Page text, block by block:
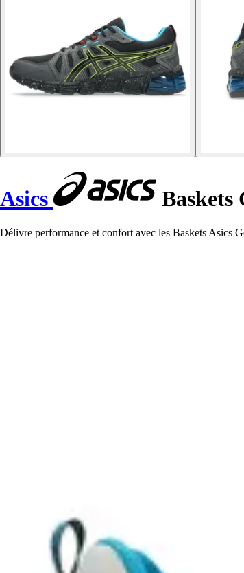
Asics Baskets
Délivre performance et confort avec les Baskets Asics